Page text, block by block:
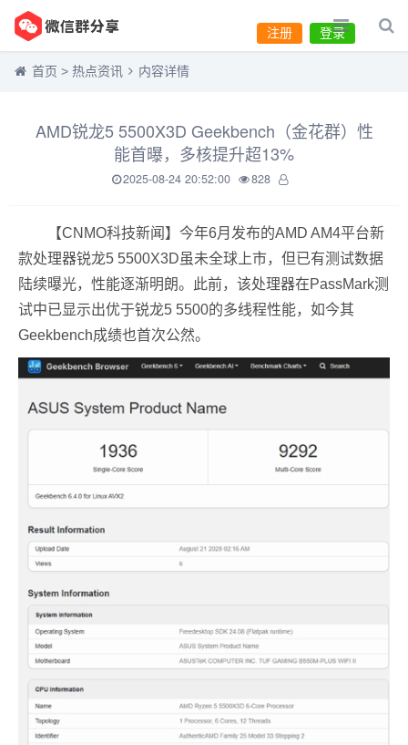
登录
注册
首页 > 热点资讯 内容详情
AMD锐龙5 5500X3D Geekbench（金花群）性
能首曝，多核提升超13%
2025-08-24 20:52:00 828
【CNMO科技新闻】今年6月发布的AMD AM4平台新
款处理器锐龙5 5500X3D虽未全球上市，但已有测试数据
陆续曝光，性能逐渐明朗。此前，该处理器在PassMark测
试中已显示出优于锐龙5 5500的多线程性能，如今其
Geekbench成绩也首次公然。